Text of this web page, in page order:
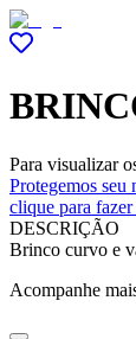
Para visualizar
Protegemos seu
clique para
DESCRIÇÃO
Brinco curvo e
Acompanhe